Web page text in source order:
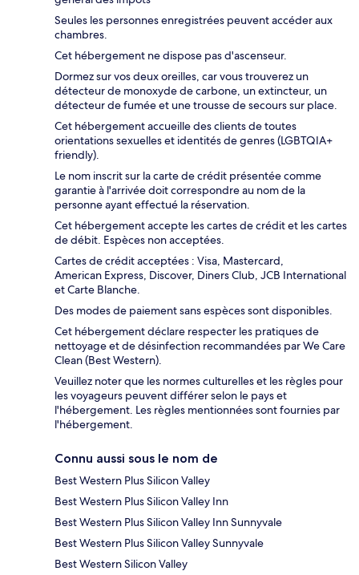
Seules les personnes enregistrées peuvent accéder aux
chambres.
Cet hébergement ne dispose pas d'ascenseur.
Dormez sur vos deux oreilles, car vous trouverez un
détecteur de monoxyde de carbone, un extincteur, un
détecteur de fumée et une trousse de secours sur place.
Cet hébergement accueille des clients de toutes
orientations sexuelles et identités de genres (LGBTQIA+
friendly).
Le nom inscrit sur la carte de crédit présentée comme
garantie à l'arrivée doit correspondre au nom de la
personne ayant effectué la réservation.
Cet hébergement accepte les cartes de crédit et les cartes
de débit. Espèces non acceptées.
Cartes de crédit acceptées : Visa, Mastercard,
American Express, Discover, Diners Club, JCB International
et Carte Blanche.
Des modes de paiement sans espèces sont disponibles.
Cet hébergement déclare respecter les pratiques de
nettoyage et de désinfection recommandées par We Care
Clean (Best Western).
Veuillez noter que les normes culturelles et les règles pour
les voyageurs peuvent différer selon le pays et
l'hébergement. Les règles mentionnées sont fournies par
l'hébergement.
Connu aussi sous le nom de
Best Western Plus Silicon Valley
Best Western Plus Silicon Valley Inn
Best Western Plus Silicon Valley Inn Sunnyvale
Best Western Plus Silicon Valley Sunnyvale
Best Western Silicon Valley